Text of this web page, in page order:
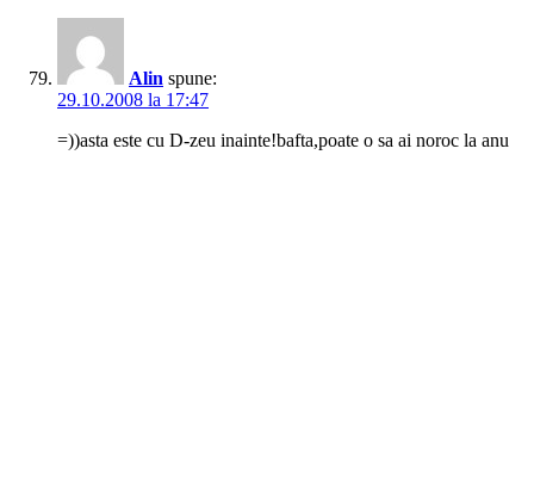
Alin spune:
29.10.2008 la 17:47
=))asta este cu D-zeu inainte!bafta,poate o sa ai noroc la anu